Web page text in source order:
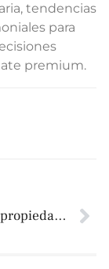
tendencias
para
premium.
Invertir en propiedad en Costa Blanca con enfoque patrimonial